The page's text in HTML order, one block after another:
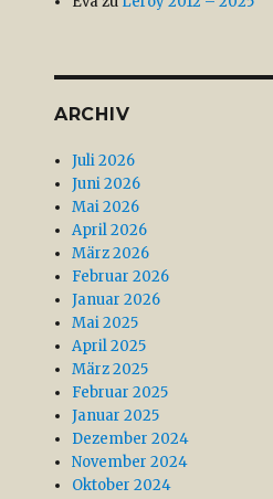
ARCHIV
Juli 2026
Juni 2026
Mai 2026
April 2026
März 2026
Februar 2026
Januar 2026
Mai 2025
April 2025
März 2025
Februar 2025
Januar 2025
Dezember 2024
November 2024
Oktober 2024